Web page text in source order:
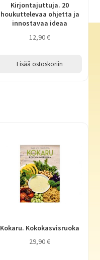
Kirjontajuttuja. 20
houkuttelevaa ohjetta ja
innostavaa ideaa
12,90€
Lisää ostoskoriin
Kokaru. Kokokasvisruoka
29,90€